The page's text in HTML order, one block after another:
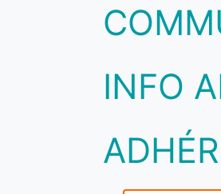
INFO